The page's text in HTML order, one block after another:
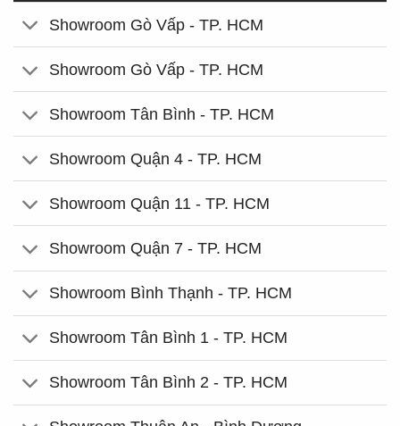
Showroom Gò Vấp - TP. HCM
Showroom Gò Vấp - TP. HCM
Showroom Tân Bình - TP. HCM
Showroom Quận 4 - TP. HCM
Showroom Quận 11 - TP. HCM
Showroom Quận 7 - TP. HCM
Showroom Bình Thạnh - TP. HCM
Showroom Tân Bình 1 - TP. HCM
Showroom Tân Bình 2 - TP. HCM